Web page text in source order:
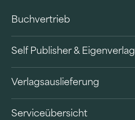
Buchvertrieb
Self Publisher & Eigenverlag
Verlagsauslieferung
Serviceübersicht